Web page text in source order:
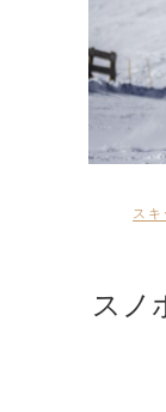
ス
スノ